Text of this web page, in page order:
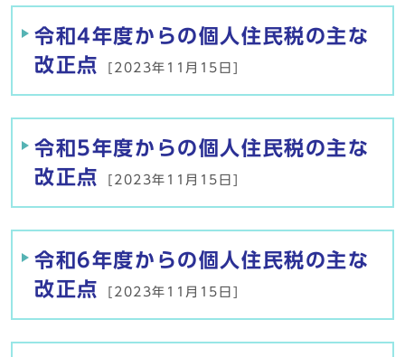
令和4年度からの個人住民税の主な
改正点
[2023年11月15日]
令和5年度からの個人住民税の主な
改正点
[2023年11月15日]
令和6年度からの個人住民税の主な
改正点
[2023年11月15日]